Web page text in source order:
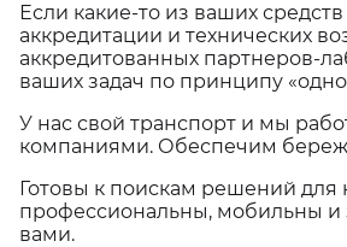
Если какие-то из ваших
аккредитации и технических
аккредитованных партнеров-
ваших задач по принципу
У нас свой транспорт и мы
компаниями. Обеспечим
Готовы к поискам решений для
профессиональны, мобильны и
вами.